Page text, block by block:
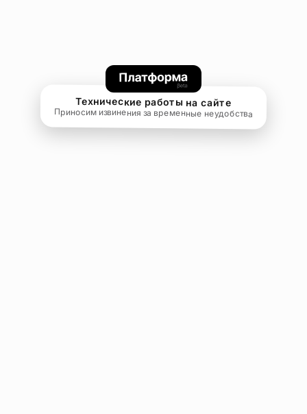
Технические работы на сайте
Приносим извинения за временные неудобства